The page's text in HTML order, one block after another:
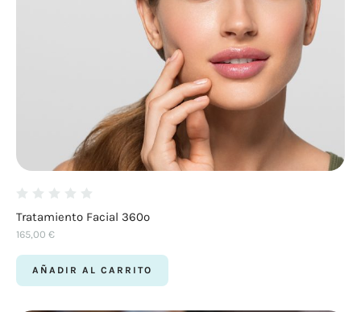
Tratamiento Facial 360º
165,00 €
AÑADIR AL CARRITO